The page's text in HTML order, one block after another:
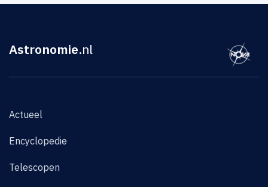
Astronomie.nl
Actueel
Encyclopedie
Telescopen